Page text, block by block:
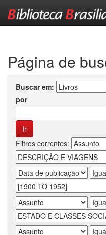
Página de
Buscar em:
por
Filtros correntes: